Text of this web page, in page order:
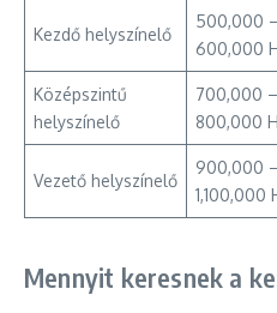
Kezdő helyszínelő
500,000 –
600,000
Középszintű
helyszínelő
700,000 –
800,000
Vezető helyszínelő
900,000 –
1,100,000
Mennyit keresnek a